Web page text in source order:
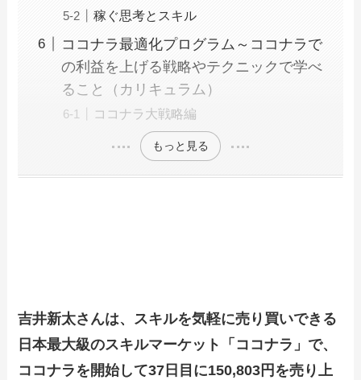
稼ぐ思考とスキル
ココナラ最適化プログラム～ココナラで
の利益を上げる戦略やテクニックで学べ
ること（カリキュラム）
ココナラ大戦略編
もっと見る
吉井新太さんは、スキルを気軽に売り買いできる
日本最大級のスキルマーケット「ココナラ」で、
ココナラを開始して37日目に150,803円を売り上